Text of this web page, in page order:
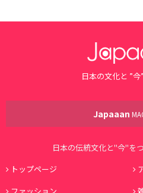
日本の文化と ”今
Japaaan
日本の伝統文化と"今"を
トップページ